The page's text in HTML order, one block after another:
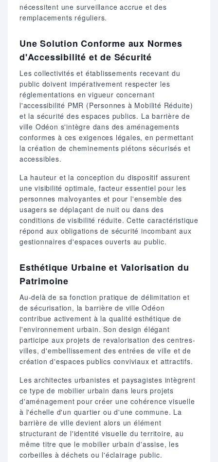
nécessitent une surveillance accrue et des
remplacements réguliers.
Une Solution Conforme aux Normes
d'Accessibilité et de Sécurité
Les collectivités et établissements recevant du
public doivent impérativement respecter les
réglementations en vigueur concernant
l'accessibilité PMR (Personnes à Mobilité Réduite)
et la sécurité des espaces publics. La barrière de
ville Odéon s'intègre dans des aménagements
conformes à ces exigences légales, en permettant
la création de cheminements piétons sécurisés et
accessibles.
La hauteur et la conception du dispositif assurent
une visibilité optimale, facteur essentiel pour les
personnes malvoyantes et pour l'ensemble des
usagers se déplaçant de nuit ou dans des
conditions de visibilité réduite. Cette caractéristique
répond aux obligations de sécurité incombant aux
gestionnaires d'espaces ouverts au public.
Esthétique Urbaine et Valorisation du
Patrimoine
Au-delà de sa fonction pratique de délimitation et
de sécurisation, la barrière de ville Odéon
contribue activement à la qualité esthétique de
l'environnement urbain. Son design élégant
participe aux projets de revalorisation des centres-
villes, d'embellissement des entrées de ville et de
création d'espaces publics conviviaux et attractifs.
Les architectes urbanistes et paysagistes intègrent
ce type de mobilier urbain dans leurs projets
d'aménagement pour créer une cohérence visuelle
à l'échelle d'un quartier ou d'une commune. La
barrière de ville devient alors un élément
structurant de l'identité visuelle du territoire, au
même titre que le mobilier urbain d'assise, les
corbeilles à déchets ou l'éclairage public.